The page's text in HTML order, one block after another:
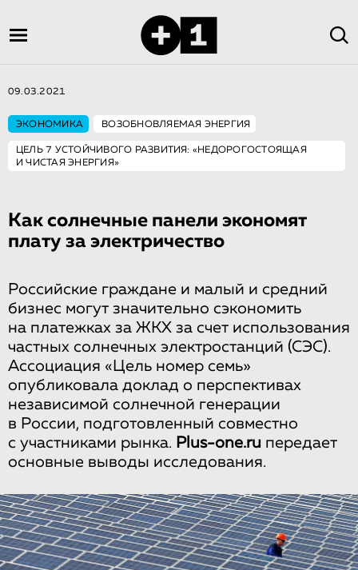
09.03.2021
ЭКОНОМИКА ВОЗОБНОВЛЯЕМАЯ ЭНЕРГИЯ
ЦЕЛЬ 7 УСТОЙЧИВОГО РАЗВИТИЯ: «НЕДОРОГОСТОЯЩАЯ
И ЧИСТАЯ ЭНЕРГИЯ»
Как солнечные панели экономят
плату за электричество
Российские граждане и малый и средний
бизнес могут значительно сэкономить
на платежках за ЖКХ за счет использования
частных солнечных электростанций (СЭС).
Ассоциация «Цель номер семь»
опубликовала доклад о перспективах
независимой солнечной генерации
в России, подготовленный совместно
с участниками рынка. Plus-one.ru передает
основные выводы исследования.